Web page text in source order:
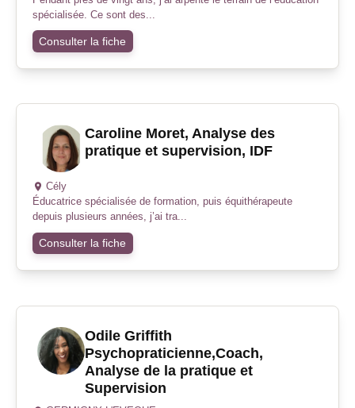
spécialisée. Ce sont des...
Consulter la fiche
Caroline Moret, Analyse des
pratique et supervision, IDF
Cély
Éducatrice spécialisée de formation, puis équithérapeute
depuis plusieurs années, j’ai tra...
Consulter la fiche
Odile Griffith
Psychopraticienne,Coach,
Analyse de la pratique et
Supervision